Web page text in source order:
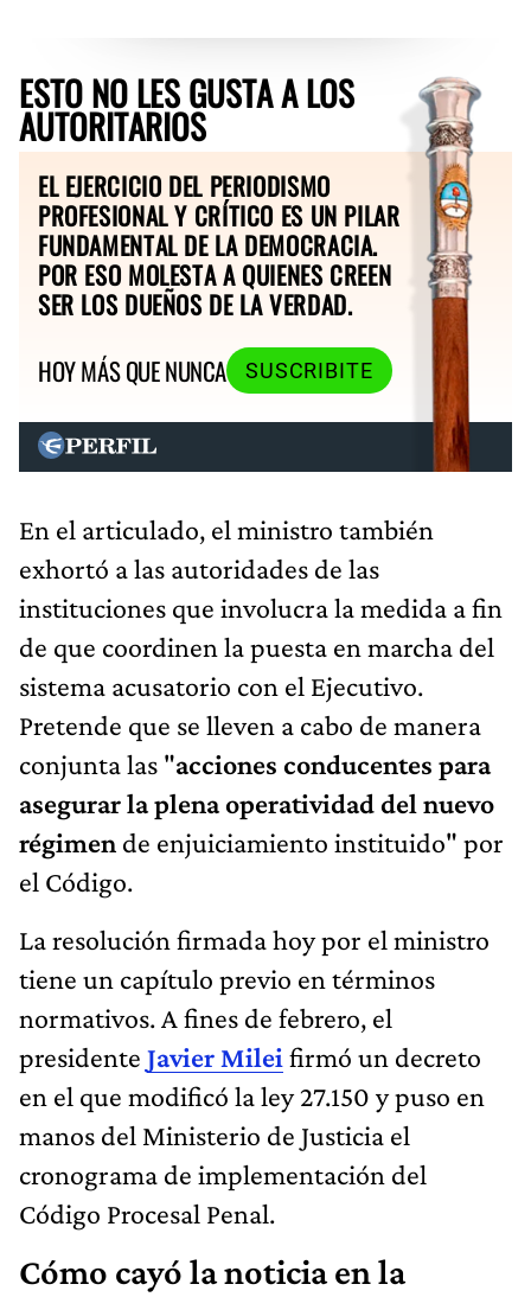
ESTO NO LES GUSTA A LOS
AUTORITARIOS
EL EJERCICIO DEL PERIODISMO
PROFESIONAL Y CRÍTICO ES UN PILAR
FUNDAMENTAL DE LA DEMOCRACIA.
POR ESO MOLESTA A QUIENES CREEN
SER LOS DUEÑOS DE LA VERDAD.
HOY MÁS QUE NUNCA
SUSCRIBITE
En el articulado, el ministro también
exhortó a las autoridades de las
instituciones que involucra la medida a fin
de que coordinen la puesta en marcha del
sistema acusatorio con el Ejecutivo.
Pretende que se lleven a cabo de manera
conjunta las "acciones conducentes para
asegurar la plena operatividad del nuevo
régimen de enjuiciamiento instituido" por
el Código.
La resolución firmada hoy por el ministro
tiene un capítulo previo en términos
normativos. A fines de febrero, el
presidente Javier Milei firmó un decreto
en el que modificó la ley 27.150 y puso en
manos del Ministerio de Justicia el
cronograma de implementación del
Código Procesal Penal.
Cómo cayó la noticia en la